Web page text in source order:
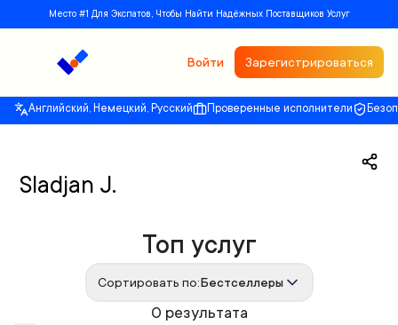
Место #1 Для Экспатов, Чтобы Найти Надёжных Поставщиков Услуг
Войти Зарегистрироваться
Английский, Немецкий, Русский Проверенные исполнители
Sladjan J.
0 результата
Топ услуг
Сортировать по:Бестселлеры